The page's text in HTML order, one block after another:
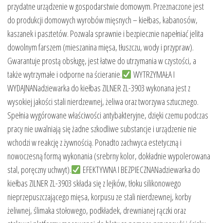
przydatne urządzenie w gospodarstwie domowym. Przeznaczone jest
do produkcji domowych wyrobów mięsnych – kiełbas, kabanosów,
kaszanek i pasztetów. Pozwala sprawnie i bezpiecznie napełniać jelita
dowolnym farszem (mieszanina mięsa, tłuszczu, wody i przypraw).
Gwarantuje prostą obsługę, jest łatwe do utrzymania w czystości, a
także wytrzymałe i odporne na ścieranie.
WYTRZYMAŁA I
WYDAJNANadziewarka do kiełbas ZILNER ZL-3903 wykonana jest z
wysokiej jakości stali nierdzewnej, żeliwa oraz tworzywa sztucznego.
Spełnia wygórowane właściwości antybakteryjne, dzięki czemu podczas
pracy nie uwalniają się żadne szkodliwe substancje i urządzenie nie
wchodzi w reakcję z żywnością. Ponadto zachwyca estetyczną i
nowoczesną formą wykonania (srebrny kolor, dokładnie wypolerowana
stal, poręczny uchwyt).
EFEKTYWNA I BEZPIECZNANadziewarka do
kiełbas ZILNER ZL-3903 składa się z lejków, tłoku silikonowego
nieprzepuszczającego mięsa, korpusu ze stali nierdzewnej, korby
żeliwnej, ślimaka stołowego, podkładek, drewnianej rączki oraz